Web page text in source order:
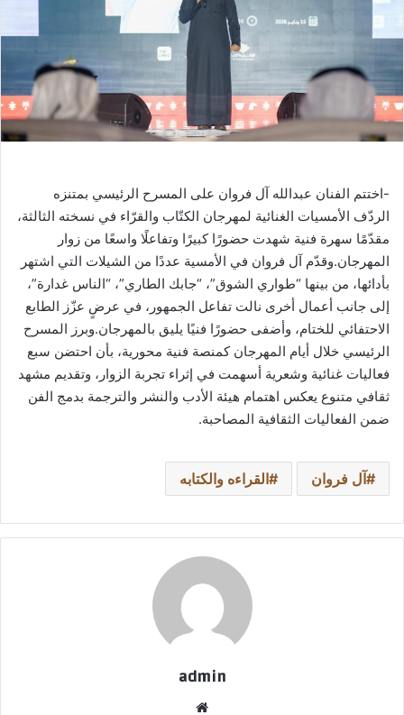
-اختتم الفنان عبدالله آل فروان على المسرح الرئيسي بمتنزه
الردّف الأمسيات الغنائية لمهرجان الكتّاب والقرّاء في نسخته الثالثة،
مقدّمًا سهرة فنية شهدت حضورًا كبيرًا وتفاعلًا واسعًا من زوار
المهرجان.وقدّم آل فروان في الأمسية عددًا من الشيلات التي اشتهر
بأدائها، من بينها “طواري الشوق”، “جابك الطاري”، “الناس غدارة”،
إلى جانب أعمال أخرى نالت تفاعل الجمهور، في عرضٍ عزّز الطابع
الاحتفائي للختام، وأضفى حضورًا فنيًا يليق بالمهرجان.وبرز المسرح
الرئيسي خلال أيام المهرجان كمنصة فنية محورية، بأن احتضن سبع
فعاليات غنائية وشعرية أسهمت في إثراء تجربة الزوار، وتقديم مشهد
ثقافي متنوع يعكس اهتمام هيئة الأدب والنشر والترجمة بدمج الفن
ضمن الفعاليات الثقافية المصاحبة.
آل فروان القراءه والكتابه
admin